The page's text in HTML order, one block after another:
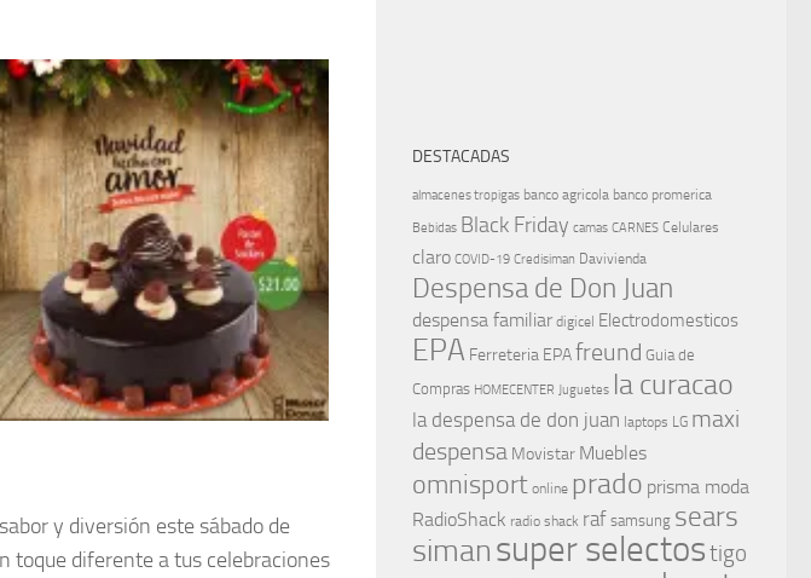
y diversión este sábado de
toque diferente a tus celebraciones
DESTACADAS
almacenes tropigas banco agricola banco promerica
Bebidas Black Friday camas CARNES Celulares
claro COVID-19 Credisiman Davivienda
Despensa de Don Juan
despensa familiar digicel Electrodomesticos
EPA Ferreteria EPAfreund Guia de
Compras HOMECENTER Juguetes la curacao
la despensa de don juan laptops LG maxi
despensa Movistar Muebles
omnisport online prado prisma moda
RadioShack radio shack raf samsung sears
simansuper selectostigo